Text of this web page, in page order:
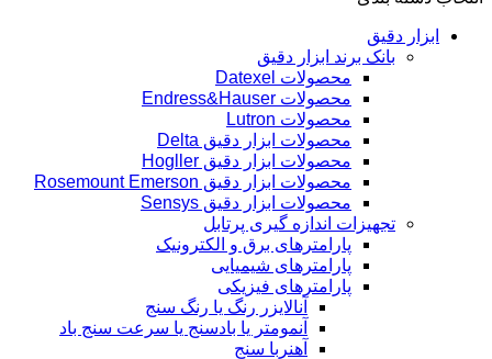
ابزار دقیق
بانک برند ابزار دقیق
محصولات Datexel
محصولات Endress&Hauser
محصولات Lutron
محصولات ابزار دقیق Delta
محصولات ابزار دقیق Hogller
محصولات ابزار دقیق Rosemount Emerson
محصولات ابزار دقیق Sensys
تجهیزات اندازه گیری پرتابل
پارامترهای برق و الکترونیک
پارامترهای شیمیایی
پارامترهای فیزیکی
آنالایزر رنگ یا رنگ سنج
آنمومتر یا بادسنج یا سرعت سنج باد
آهنربا سنج